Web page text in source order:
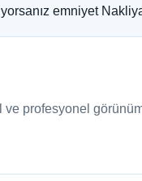
emniyet
ve profesyonel